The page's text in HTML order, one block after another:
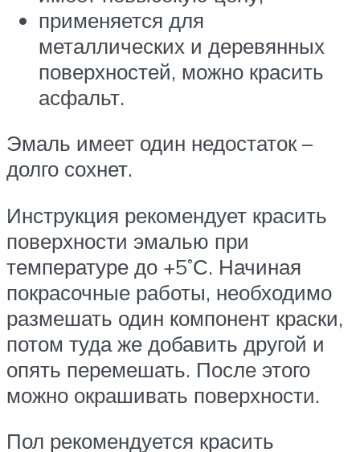
применяется для
металлических и деревянных
поверхностей, можно красить
асфальт.
Эмаль имеет один недостаток –
долго сохнет.
Инструкция рекомендует красить
поверхности эмалью при
температуре до +5˚С. Начиная
покрасочные работы, необходимо
размешать один компонент краски,
потом туда же добавить другой и
опять перемешать. После этого
можно окрашивать поверхности.
Пол рекомендуется красить